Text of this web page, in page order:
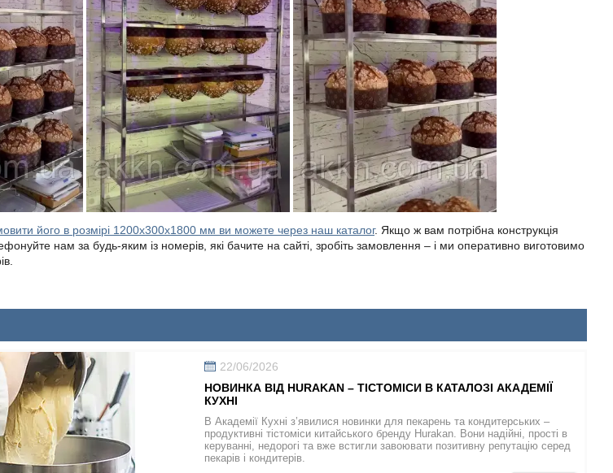
його в розмірі 1200х300х1800 мм ви можете через наш каталог. Якщо ж вам потрібна конструкція
нам за будь-яким із номерів, які бачите на сайті, зробіть замовлення – і ми оперативно виготовимо
22/06/2026
НОВИНКА ВІД HURAKAN – ТІСТОМІСИ В КАТАЛОЗІ АКАДЕМІЇ
КУХНІ
В Академії Кухні з’явилися новинки для пекарень та кондитерських –
продуктивні тістоміси китайського бренду Hurakan. Вони надійні, прості в
керуванні, недорогі та вже встигли завоювати позитивну репутацію серед
пекарів і кондитерів.